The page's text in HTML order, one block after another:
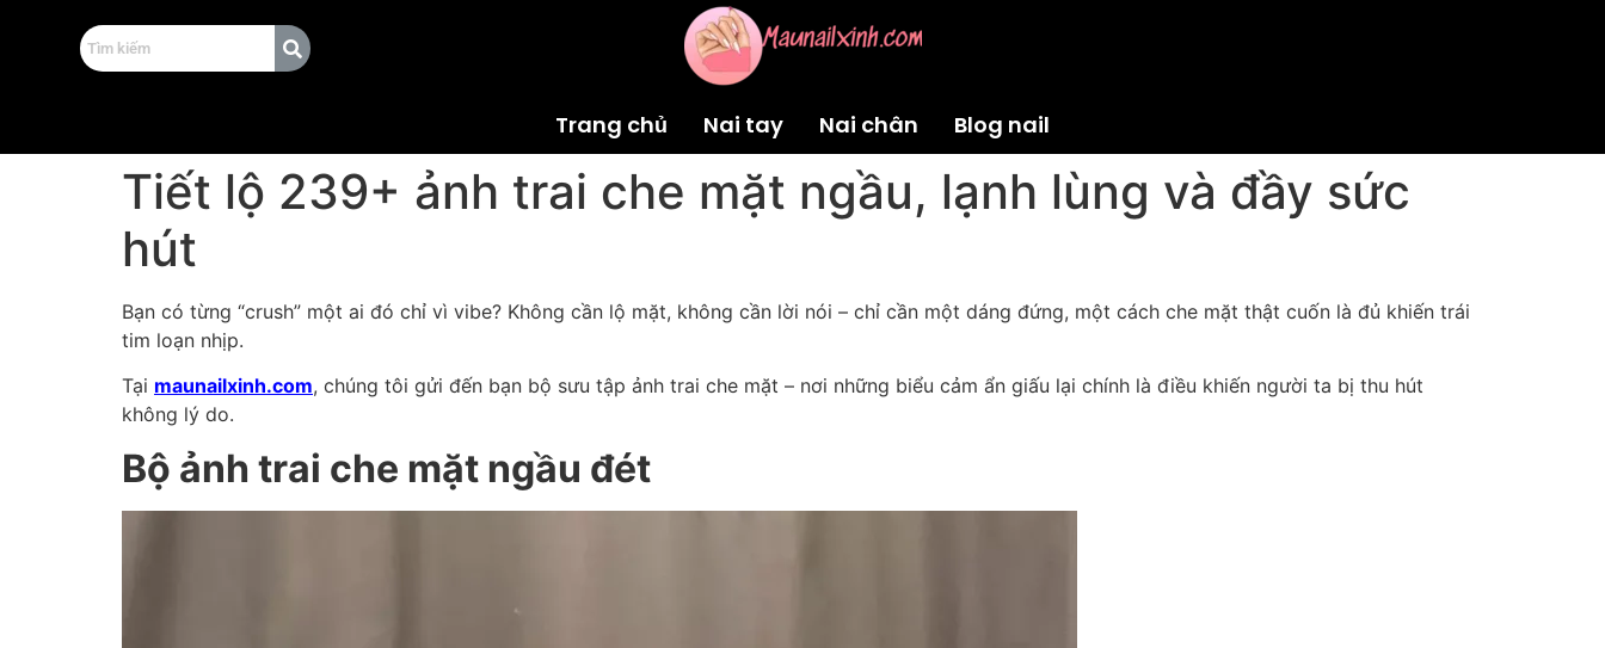
Trang chủ Nai tay Nai chân Blog nail
Tiết lộ 239+ ảnh trai che mặt ngầu, lạnh lùng và đầy sức
hút
Bạn có từng “crush” một ai đó chỉ vì vibe? Không cần lộ mặt, không cần lời nói – chỉ cần một dáng đứng, một cách che mặt thật cuốn là đủ khiến trái
tim loạn nhịp.
Tại maunailxinh.com, chúng tôi gửi đến bạn bộ sưu tập ảnh trai che mặt – nơi những biểu cảm ẩn giấu lại chính là điều khiến người ta bị thu hút
không lý do.
Bộ ảnh trai che mặt ngầu đét